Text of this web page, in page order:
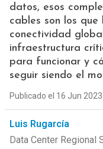
datos, esos
cables son los que
conectividad
infraestructura
para funcionar y
seguir siendo el
Publicado el 16 Jun 2023
Luis Rugarcía
Data Center Regional